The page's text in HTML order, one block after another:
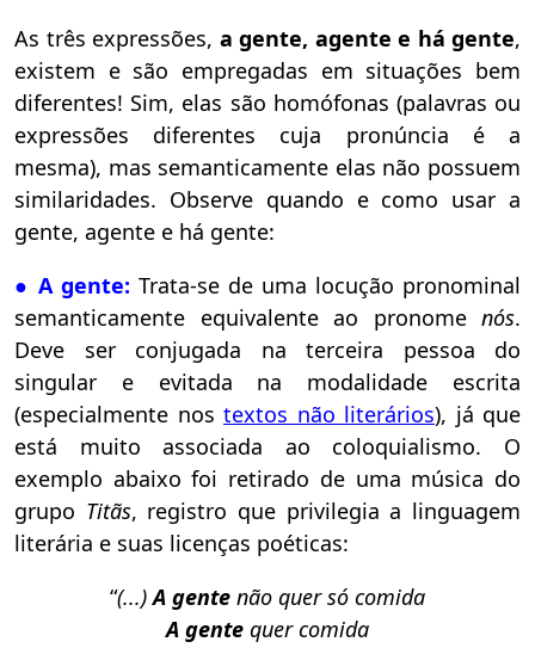
As três expressões, a gente, agente e há gente,
existem e são empregadas em situações bem
diferentes! Sim, elas são homófonas (palavras ou
expressões diferentes cuja pronúncia é a
mesma), mas semanticamente elas não possuem
similaridades. Observe quando e como usar a
gente, agente e há gente:
● A gente: Trata-se de uma locução pronominal
semanticamente equivalente ao pronome nós.
Deve ser conjugada na terceira pessoa do
singular e evitada na modalidade escrita
(especialmente nos textos não literários), já que
está muito associada ao coloquialismo. O
exemplo abaixo foi retirado de uma música do
grupo Titãs, registro que privilegia a linguagem
literária e suas licenças poéticas:
“(...)A gente não quer só comida
A gente quer comida